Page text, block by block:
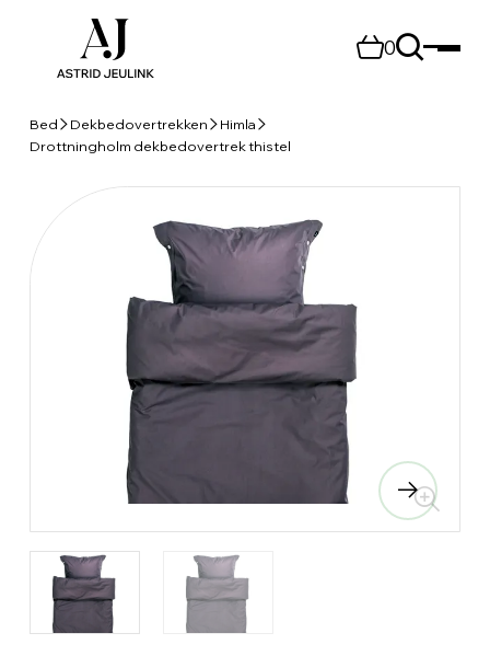
0
Bed Dekbedovertrekken
Himla
Drottningholm dekbedovertrek thistel